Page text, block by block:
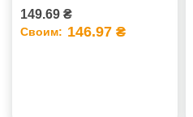
149.69 ₴
Своим: 146.97 ₴